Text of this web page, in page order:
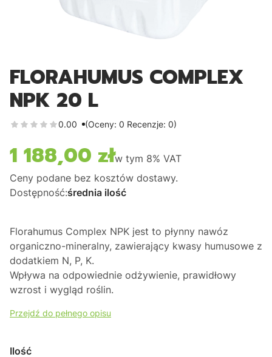
FLORAHUMUS COMPLEX
NPK 20 L
0.00 (Oceny: 0 Recenzje: 0)
Cena
1 188,00 złw tym 8% VAT
Ceny podane bez kosztów dostawy.
Dostępność:średnia ilość
Florahumus Complex NPK jest to płynny nawóz
organiczno-mineralny, zawierający kwasy humusowe z
dodatkiem N, P, K.
Wpływa na odpowiednie odżywienie, prawidłowy
wzrost i wygląd roślin.
Przejdź do pełnego opisu
Ilość